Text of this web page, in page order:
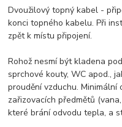
Dvoužilový topný kabel -
konci topného kabelu. Při
zpět k místu připojení.
Rohož nesmí být kladena
sprchové kouty, WC apod.,
proudění vzduchu.
zařizovacích předmětů
které brání odvodu tepla, a